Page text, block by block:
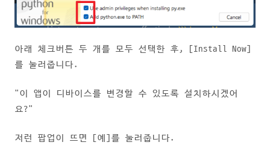
아래 체크버튼 두 개를 모두 선택한 후, [Install Now]
를 눌러줍니다.
"이 앱이 디바이스를 변경할 수 있도록 설치하시겠어
요?"
저런 팝업이 뜨면 [예]를 눌러줍니다.